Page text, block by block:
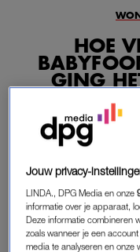
HOE
GING
Zien hoe je kindje
ellendige trap op
zijn ideaal. Maar ze
hacken, bleek deze
Jouw privacy-
LINDA., DPG Media en onze
informatie over je apparaat,
Deze informatie combineren
zoals wanneer je een
media te analyseren en onze